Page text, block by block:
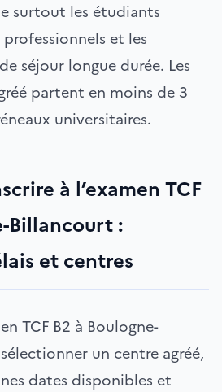
surtout les étudiants
et les
séjour longue durée. Les
partent en moins de 3
universitaires.
à l’examen TCF
Billancourt :
et centres
TCF B2 à Boulogne-
un centre agréé,
dates disponibles et